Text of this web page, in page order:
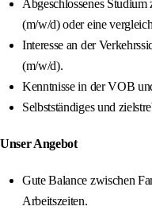
Abgeschlossenes
(m/w/d) oder eine
Interesse an der
(m/w/d).
Kenntnisse in der VOB
Selbstständiges und
Unser Angebot
Gute Balance zwischen
Arbeitszeiten.